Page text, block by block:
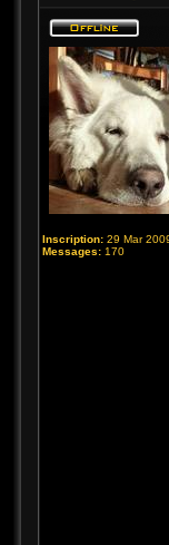
Inscription: 29 Mar
Messages: 170